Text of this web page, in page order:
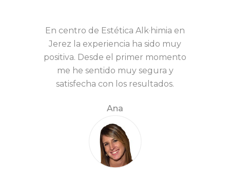
En centro de Estética Alk·himia en
Jerez la experiencia ha sido muy
positiva. Desde el primer momento
me he sentido muy segura y
satisfecha con los resultados.
Ana